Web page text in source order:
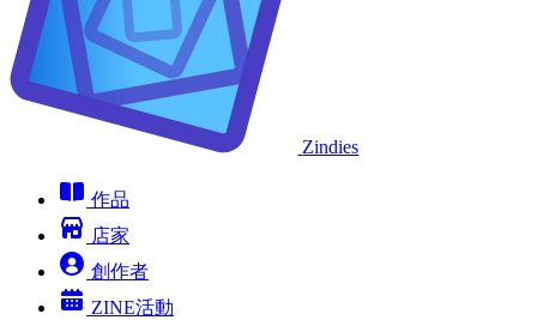
Zindies
作品
店家
創作者
ZINE活動